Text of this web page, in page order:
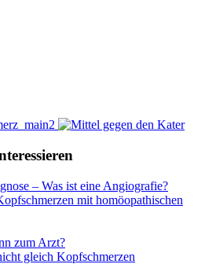
– Was ist eine Angiografie?
mit homöopathischen
zum Arzt?
gleich Kopfschmerzen